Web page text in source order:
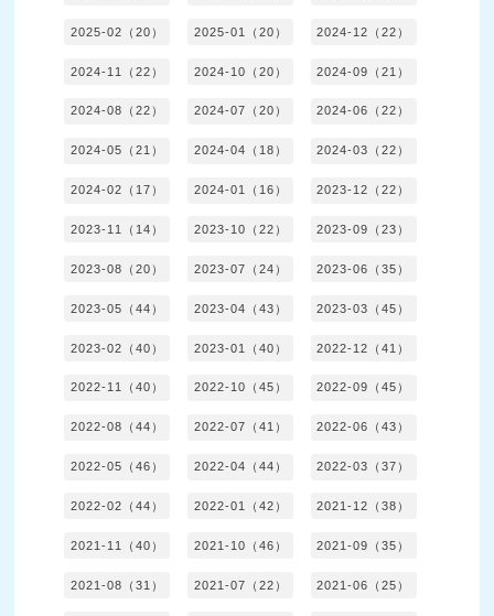
2025-02（20） 2025-01（20） 2024-12（22）
2024-11（22） 2024-10（20） 2024-09（21）
2024-08（22） 2024-07（20） 2024-06（22）
2024-05（21） 2024-04（18） 2024-03（22）
2024-02（17） 2024-01（16） 2023-12（22）
2023-11（14） 2023-10（22） 2023-09（23）
2023-08（20） 2023-07（24） 2023-06（35）
2023-05（44） 2023-04（43） 2023-03（45）
2023-02（40） 2023-01（40） 2022-12（41）
2022-11（40） 2022-10（45） 2022-09（45）
2022-08（44） 2022-07（41） 2022-06（43）
2022-05（46） 2022-04（44） 2022-03（37）
2022-02（44） 2022-01（42） 2021-12（38）
2021-11（40） 2021-10（46） 2021-09（35）
2021-08（31） 2021-07（22） 2021-06（25）